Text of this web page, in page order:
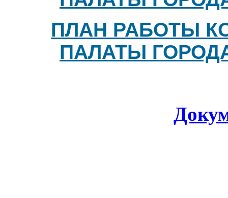
ПЛАН РАБОТЫ
ПАЛАТЫ